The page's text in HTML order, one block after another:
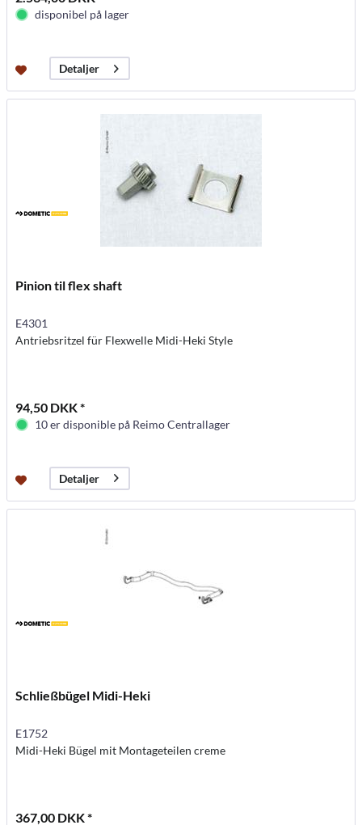
disponibel på lager
Detaljer
Pinion til flex shaft
E4301
Antriebsritzel für Flexwelle Midi-Heki Style
94,50 DKK *
10 er disponible på Reimo Centrallager
Detaljer
Schließbügel Midi-Heki
E1752
Midi-Heki Bügel mit Montageteilen creme
367,00 DKK *